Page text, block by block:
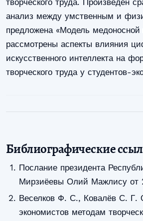
анализ между умственным и
предложена «Модель медоносной
рассмотрены аспекты влияния
искусственного интеллекта на
творческого труда у студентов-
Библиографические
Послание президента
Мирзиёевы Олий Мажлису от
Веселков Ф. С., Ковалёв С. Г.
экономистов методам